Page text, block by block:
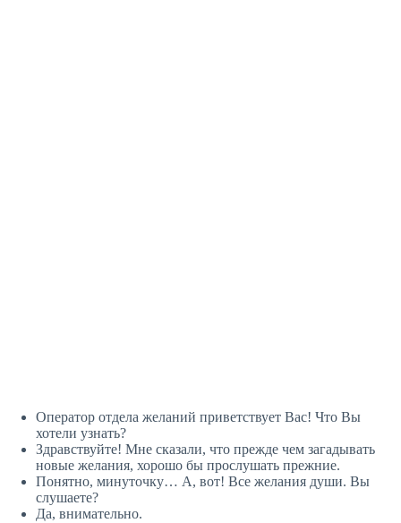
Оператор отдела желаний приветствует Вас! Что Вы
хотели узнать?
Здравствуйте! Мне сказали, что прежде чем загадывать
новые желания, хорошо бы прослушать прежние.
Понятно, минуточку… А, вот! Все желания души. Вы
слушаете?
Да, внимательно.